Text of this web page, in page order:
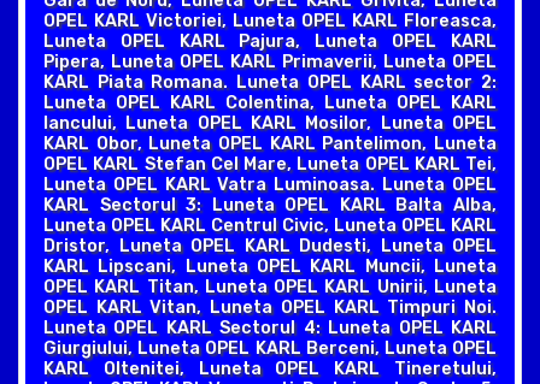
OPEL KARL Victoriei, Luneta OPEL KARL Floreasca,
Luneta OPEL KARL Pajura, Luneta OPEL KARL
Pipera, Luneta OPEL KARL Primaverii, Luneta OPEL
KARL Piata Romana. Luneta OPEL KARL sector 2:
Luneta OPEL KARL Colentina, Luneta OPEL KARL
Iancului, Luneta OPEL KARL Mosilor, Luneta OPEL
KARL Obor, Luneta OPEL KARL Pantelimon, Luneta
OPEL KARL Stefan Cel Mare, Luneta OPEL KARL Tei,
Luneta OPEL KARL Vatra Luminoasa. Luneta OPEL
KARL Sectorul 3: Luneta OPEL KARL Balta Alba,
Luneta OPEL KARL Centrul Civic, Luneta OPEL KARL
Dristor, Luneta OPEL KARL Dudesti, Luneta OPEL
KARL Lipscani, Luneta OPEL KARL Muncii, Luneta
OPEL KARL Titan, Luneta OPEL KARL Unirii, Luneta
OPEL KARL Vitan, Luneta OPEL KARL Timpuri Noi.
Luneta OPEL KARL Sectorul 4: Luneta OPEL KARL
Giurgiului, Luneta OPEL KARL Berceni, Luneta OPEL
KARL Oltenitei, Luneta OPEL KARL Tineretului,